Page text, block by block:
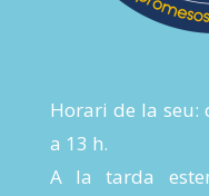
Horari de la seu:
a 13 h.
A la tarda